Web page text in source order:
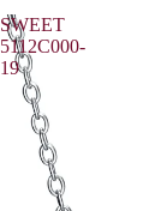
SWEET
5112C000-
19